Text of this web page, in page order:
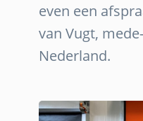
even een
van Vugt,
Nederland.